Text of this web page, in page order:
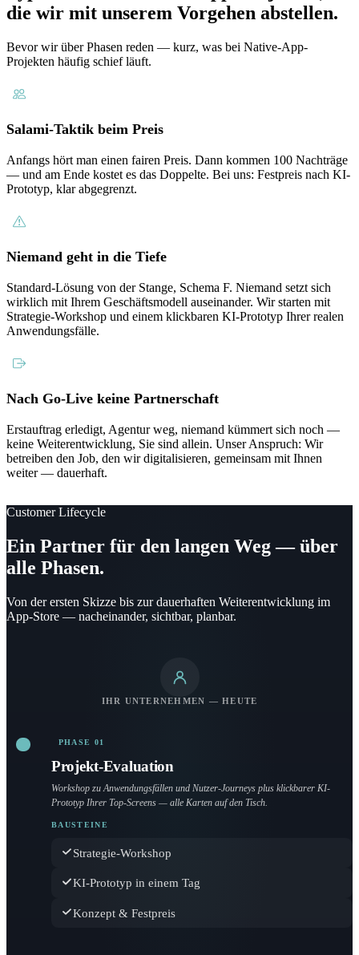
die wir mit unserem Vorgehen abstellen.
Bevor wir über Phasen reden — kurz, was bei Native-App-
Projekten häufig schief läuft.
Salami-Taktik beim Preis
Anfangs hört man einen fairen Preis. Dann kommen 100 Nachträge
— und am Ende kostet es das Doppelte. Bei uns: Festpreis nach KI-
Prototyp, klar abgegrenzt.
Niemand geht in die Tiefe
Standard-Lösung von der Stange, Schema F. Niemand setzt sich
wirklich mit Ihrem Geschäftsmodell auseinander. Wir starten mit
Strategie-Workshop und einem klickbaren KI-Prototyp Ihrer realen
Anwendungsfälle.
Nach Go-Live keine Partnerschaft
Erstauftrag erledigt, Agentur weg, niemand kümmert sich noch —
keine Weiterentwicklung, Sie sind allein. Unser Anspruch: Wir
betreiben den Job, den wir digitalisieren, gemeinsam mit Ihnen
weiter — dauerhaft.
Customer Lifecycle
Ein Partner für den langen Weg — über
alle Phasen.
Von der ersten Skizze bis zur dauerhaften Weiterentwicklung im
App-Store — nacheinander, sichtbar, planbar.
IHR UNTERNEHMEN — HEUTE
PHASE 01
Projekt-Evaluation
Workshop zu Anwendungsfällen und Nutzer-Journeys plus klickbarer KI-
Prototyp Ihrer Top-Screens — alle Karten auf den Tisch.
BAUSTEINE
Strategie-Workshop
KI-Prototyp in einem Tag
Konzept & Festpreis